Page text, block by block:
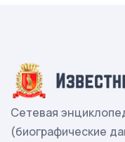
Сетевая
(биографические